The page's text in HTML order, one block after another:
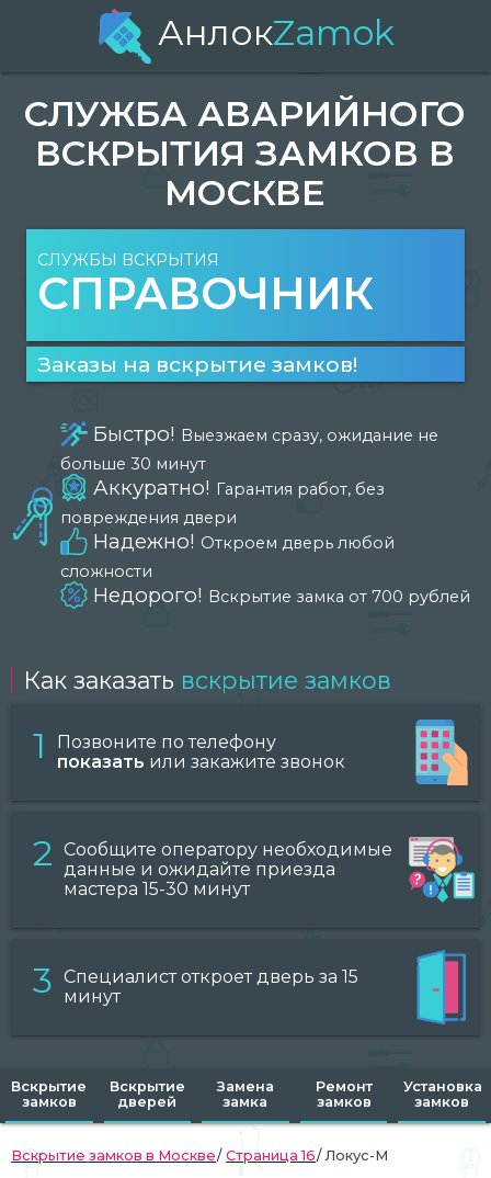
АнлокZamok
СЛУЖБА АВАРИЙНОГО
ВСКРЫТИЯ ЗАМКОВ В
МОСКВЕ
СЛУЖБЫ ВСКРЫТИЯ
СПРАВОЧНИК
Заказы на вскрытие замков!
Быстро! Выезжаем сразу, ожидание не
больше 30 минут
Аккуратно! Гарантия работ, без
повреждения двери
Надежно! Откроем дверь любой
сложности
Недорого! Вскрытие замка от 700 рублей
Как заказать вскрытие замков
1
Позвоните по телефону
показать или закажите звонок
2 Сообщите оператору необходимые
данные и ожидайте приезда
мастера 15-30 минут
3 Специалист откроет дверь за 15
минут
Вскрытие
замков
Вскрытие
дверей
Замена
замка
Ремонт
замков
Установка
замков
Вскрытие замков в Москве Страница 16 Локус-М